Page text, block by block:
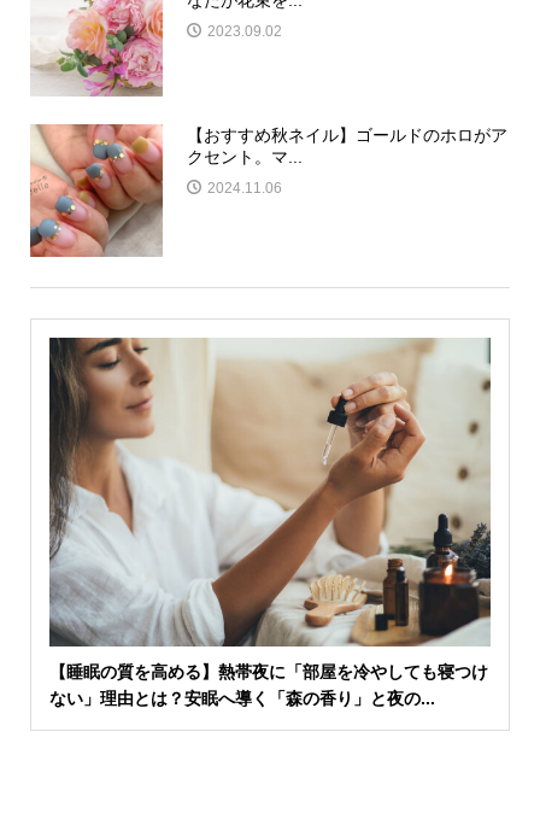
2023.09.02
【おすすめ秋ネイル】ゴールドのホロがア
クセント。マ...
2024.11.06
【睡眠の質を高める】熱帯夜に「部屋を冷やしても寝つけ
ない」理由とは？安眠へ導く「森の香り」と夜の...